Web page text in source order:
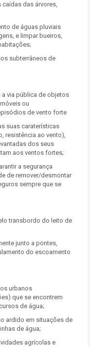
das árvores,
de águas pluviais
e limpar bueiros,
subterrâneos de
a via pública de objetos
ou
de vento forte
suas caraterísticas
resistência ao vento),
dos seus
aos ventos fortes;
a segurança
de remover/desmontar
sempre que se
transbordo do leito de
junto a pontes,
do escoamento
urbanos
que se encontrem
de água;
ardido em situações de
de água;
agrícolas e